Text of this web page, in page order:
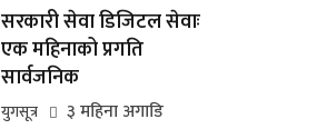
सरकारी सेवा डिजिटल सेवाः
एक महिनाको प्रगति
सार्वजनिक
युगसूत्र ३ महिना अगाडि